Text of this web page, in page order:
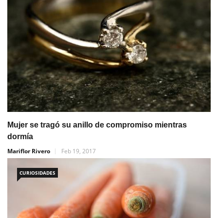
Mujer se tragó su anillo de compromiso mientras
dormía
Mariflor Rivero
Feb 19, 2017
CURIOSIDADES